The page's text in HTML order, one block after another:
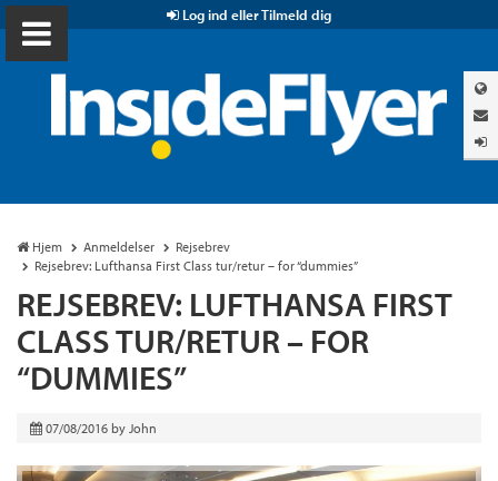
Log ind eller Tilmeld dig
Hjem Anmeldelser
Rejsebrev
Rejsebrev: Lufthansa First Class tur/retur – for “dummies”
REJSEBREV: LUFTHANSA FIRST
CLASS TUR/RETUR – FOR
“DUMMIES”
07/08/2016 by John